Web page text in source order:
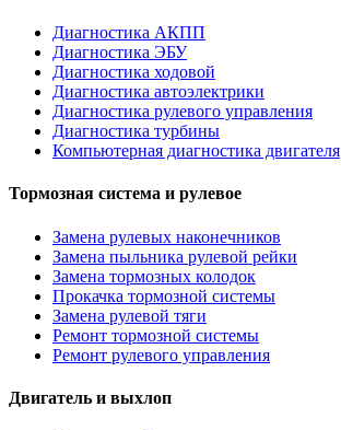
Диагностика АКПП
Диагностика ЭБУ
Диагностика ходовой
Диагностика автоэлектрики
Диагностика рулевого управления
Диагностика турбины
Компьютерная диагностика двигателя
Тормозная система и рулевое
Замена рулевых наконечников
Замена пыльника рулевой рейки
Замена тормозных колодок
Прокачка тормозной системы
Замена рулевой тяги
Ремонт тормозной системы
Ремонт рулевого управления
Двигатель и выхлоп